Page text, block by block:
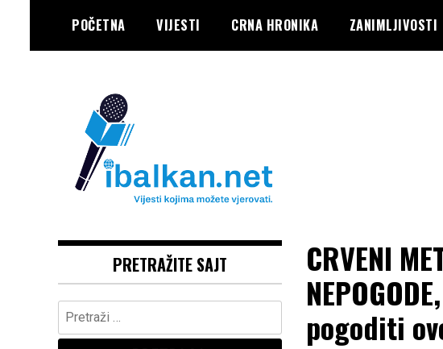
content
POČETNA VIJESTI CRNA HRONIKA ZANIMLJIVOSTI
IBALKAN
CRVENI
pogoditi
PRETRAŽITE SAJT
Pretraga: